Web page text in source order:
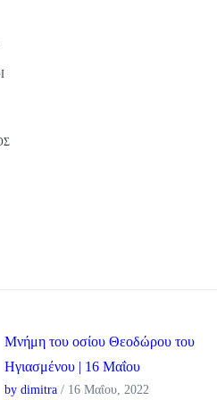
Μνήμη του οσίου Θεοδώρου του
Ηγιασμένου | 16 Μαΐου
by dimitra / 16 Μαΐου, 2022